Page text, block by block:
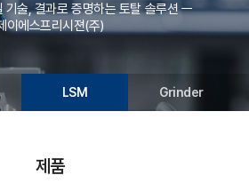
기술, 결과로 증명하는 토탈 솔루션 ㅡ
이에스프리시젼(주)
LSM Grinder
제품